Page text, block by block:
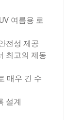
여름용 로
전성 제공
최고의 제동
매우 긴 수
설계